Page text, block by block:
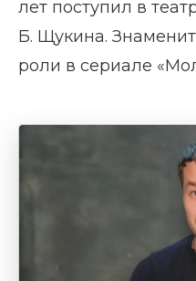
лет поступил в
Б. Щукина.
роли в сериале